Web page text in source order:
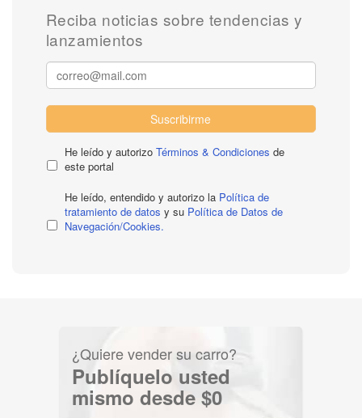
Reciba noticias sobre tendencias y
lanzamientos
Suscribirme
He leído y autorizo Términos & Condiciones de
este portal
He leído, entendido y autorizo la Política de
tratamiento de datos y su Política de Datos de
Navegación/Cookies.
¿Quiere vender su carro?
Publíquelo usted
mismo desde $0